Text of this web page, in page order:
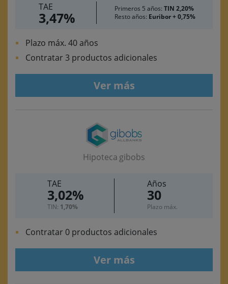
TAE
3,47%
Primeros 5 años: TIN 2,20%
Resto años: Euribor + 0,75%
Plazo máx. 40 años
Contratar 3 productos adicionales
Ver más
Hipoteca gibobs
TAE
3,02%
TIN: 1,70%
Años
30
Plazo máx.
Contratar 0 productos adicionales
Ver más